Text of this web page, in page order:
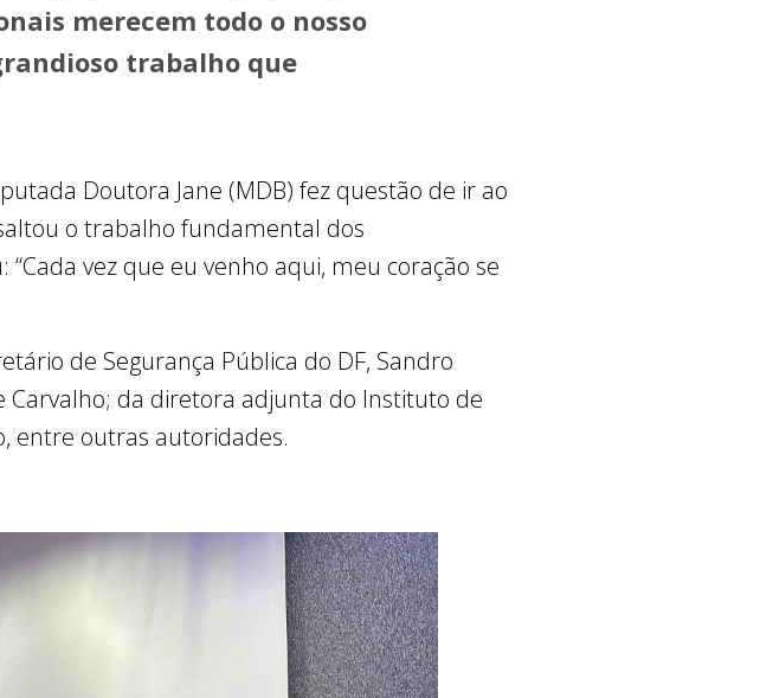
merecem todo o nosso
trabalho que
Doutora Jane (MDB) fez questão de ir ao
o trabalho fundamental dos
vez que eu venho aqui, meu coração se
de Segurança Pública do DF, Sandro
Carvalho; da diretora adjunta do Instituto de
entre outras autoridades.